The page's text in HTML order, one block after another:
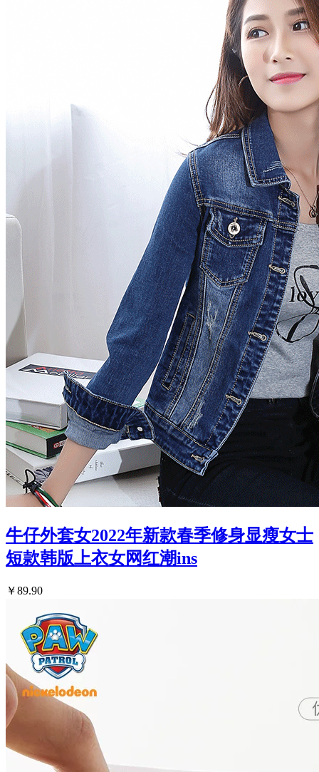
牛仔外套女2022年新款春季修身显瘦女士
短款韩版上衣女网红潮ins
￥89.90